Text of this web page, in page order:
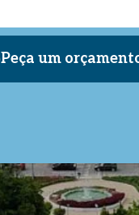
Peça um